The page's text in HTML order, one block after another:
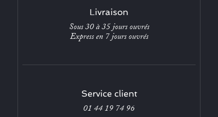
Livraison
Sous 30 à 35 jours ouvrés
Express en 7 jours ouvrés
Service client
01 44 19 74 96